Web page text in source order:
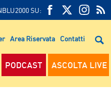
SU:
FEED
RSS
RSS
Area Riservata Contatti
PODCAST ASCOLTA LIVE